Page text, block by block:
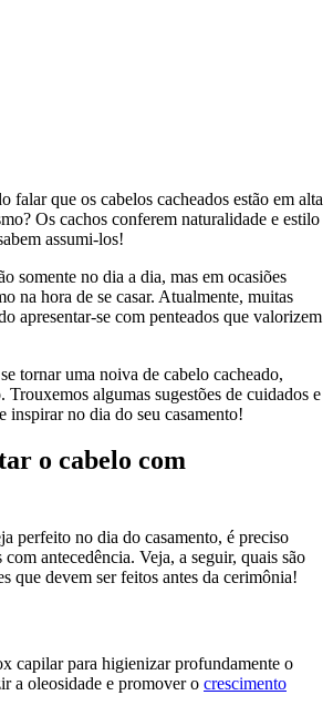
falar que os cabelos cacheados estão em alta
Os cachos conferem naturalidade e estilo
assumi-los!
somente no dia a dia, mas em ocasiões
na hora de se casar. Atualmente, muitas
apresentar-se com penteados que valorizem
tornar uma noiva de cabelo cacheado,
algumas sugestões de cuidados e
inspirar no dia do seu casamento!
o cabelo com
perfeito no dia do casamento, é preciso
antecedência. Veja, a seguir, quais são
que devem ser feitos antes da cerimônia!
capilar para higienizar profundamente o
a oleosidade e promover o crescimento